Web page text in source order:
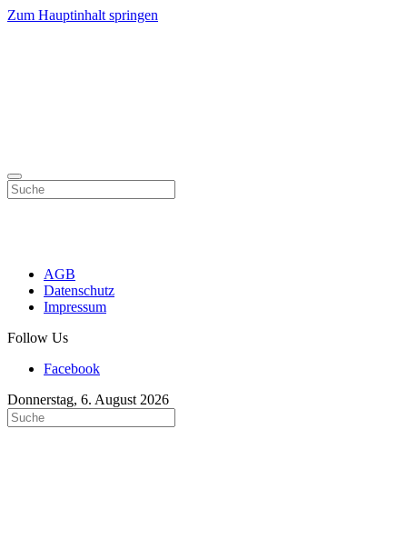
Zum Hauptinhalt springen
AGB
Datenschutz
Impressum
Follow Us
Facebook
Donnerstag, 6. August 2026